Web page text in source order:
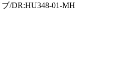
/DR:HU348-01-MH